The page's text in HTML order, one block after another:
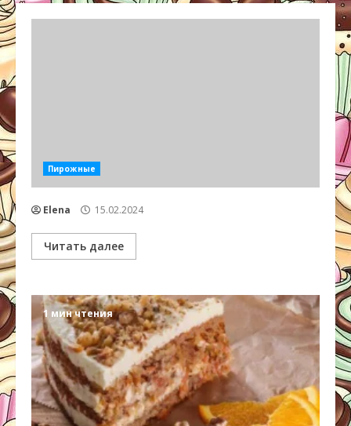
Пирожные
Elena 15.02.2024
Читать далее
1 мин чтения